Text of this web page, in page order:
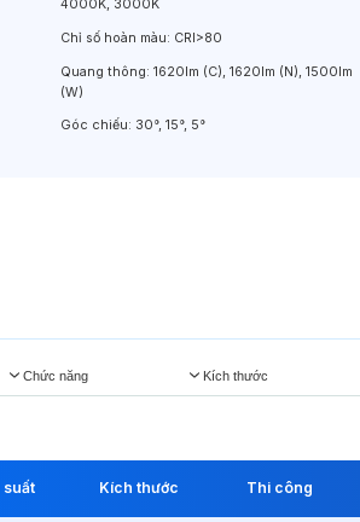
4000K, 3000K
Chỉ số hoàn màu: CRI>80
Quang thông: 1620lm (C), 1620lm (N), 1500lm
(W)
Góc chiếu: 30°, 15°, 5°
Chức năng Kích thước
suất Kích thước Thi công